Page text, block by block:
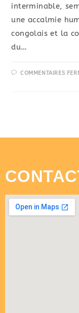
interminable,
une accalmie
congolais et la
du…
COMMENTAIRES